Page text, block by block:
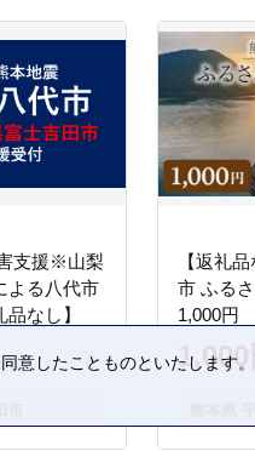
支援※山梨
よる八代市
なし】
【返礼
市 ふる
1,000円
意したことものといたします。